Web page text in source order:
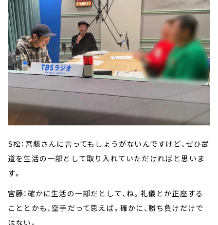
S松：宮藤さんに言ってもしょうがないんですけど、ぜひ武
道を生活の一部として取り入れていただければと思いま
す。
宮藤：確かに生活の一部だとして、ね。礼儀とか正座する
こととかも、空手だって思えば。確かに、勝ち負けだけで
はない。